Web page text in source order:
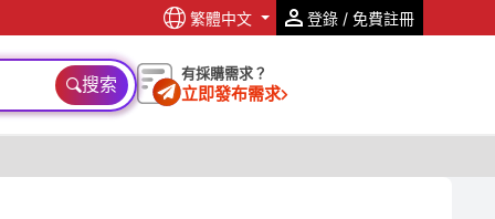
繁體中文 登錄 / 免費註冊
搜索 有採購需求？
立即發布需求